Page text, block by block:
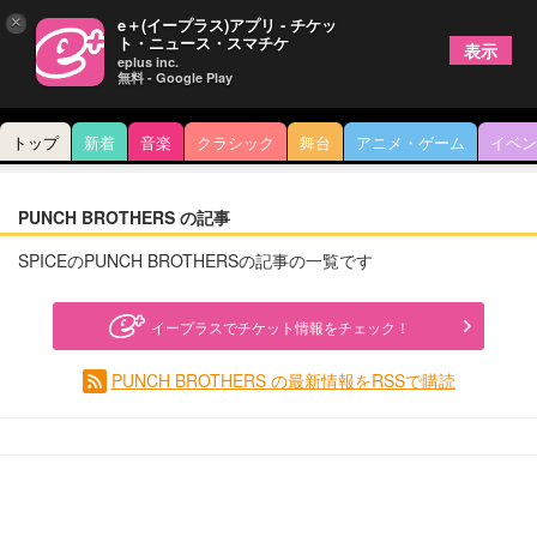
トップ 新着 音楽 クラシック 舞台 アニメ・ゲーム イベ
PUNCH BROTHERS の記事
SPICEのPUNCH BROTHERSの記事の一覧です
イープラスでチケット情報をチェック！
PUNCH BROTHERS の最新情報をRSSで購読
× e＋(イープラス)アプリ - チケッ
ト・ニュース・スマチケ
eplus inc.
無料 - Google Play
表示